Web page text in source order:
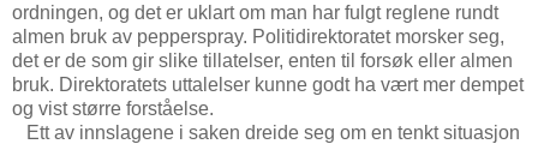
ordningen, og det er uklart om man har fulgt reglene rundt
almen bruk av pepperspray. Politidirektoratet morsker seg,
det er de som gir slike tillatelser, enten til forsøk eller almen
bruk. Direktoratets uttalelser kunne godt ha vært mer dempet
og vist større forståelse.
Ett av innslagene i saken dreide seg om en tenkt situasjon